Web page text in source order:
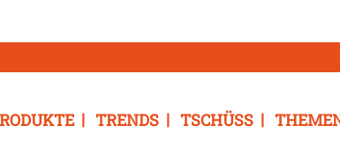
TRENDS TSCHÜSS